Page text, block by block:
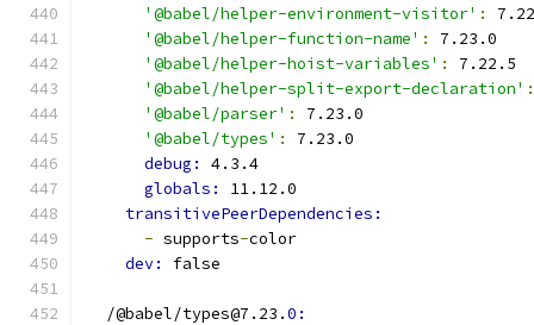
'@babel/helper-environment-visitor' :
'@babel/helper-function-name' :
7.23.0
'@babel/helper-hoist-variables' :
7.22.5
'@babel/helper-split-export-declaration' :
'@babel/parser' :
7.23.0
'@babel/types' :
7.23.0
debug: 4.3.4
globals: 11.12.0
transitivePeerDependencies:
- supports-color
dev: false
  /@babel/types@7.23.
0: